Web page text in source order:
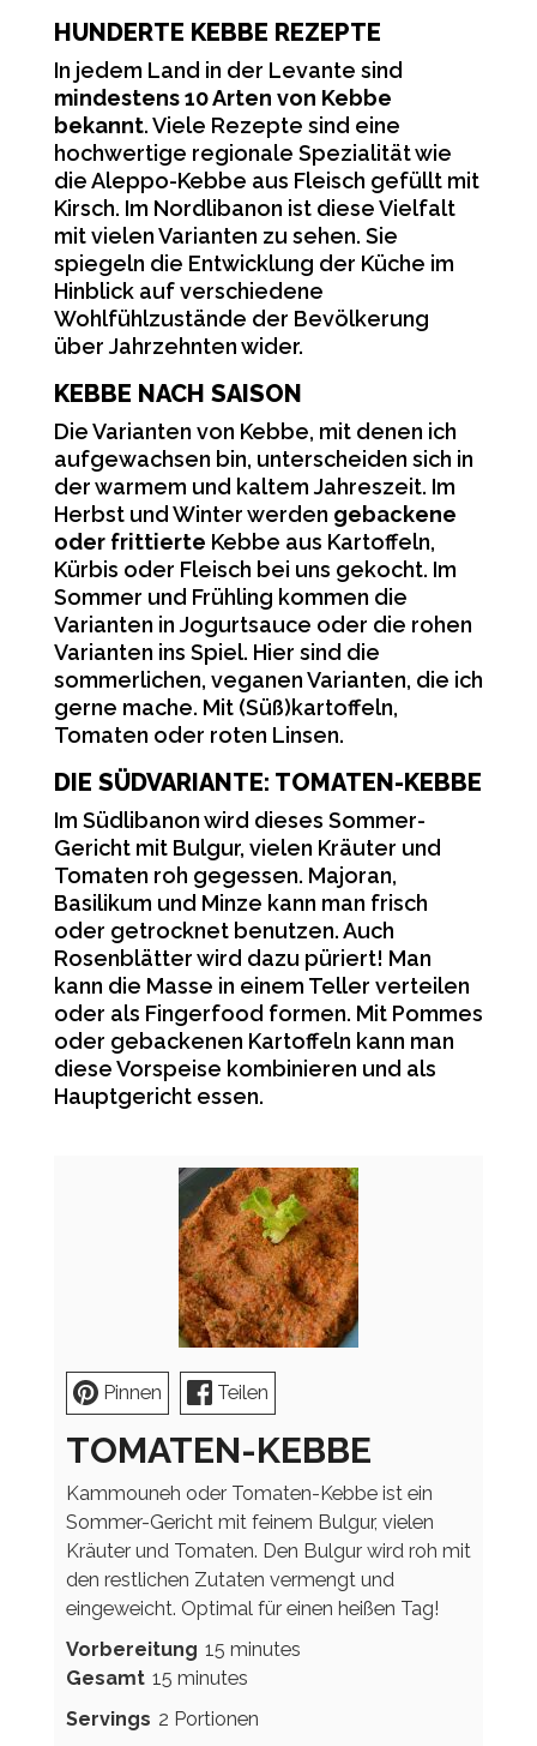
HUNDERTE KEBBE REZEPTE
In jedem Land in der Levante sind
mindestens 10 Arten von Kebbe
bekannt. Viele Rezepte sind eine
hochwertige regionale Spezialität wie
die Aleppo-Kebbe aus Fleisch gefüllt mit
Kirsch. Im Nordlibanon ist diese Vielfalt
mit vielen Varianten zu sehen. Sie
spiegeln die Entwicklung der Küche im
Hinblick auf verschiedene
Wohlfühlzustände der Bevölkerung
über Jahrzehnten wider.
KEBBE NACH SAISON
Die Varianten von Kebbe, mit denen ich
aufgewachsen bin, unterscheiden sich in
der warmem und kaltem Jahreszeit. Im
Herbst und Winter werden gebackene
oder frittierte Kebbe aus Kartoffeln,
Kürbis oder Fleisch bei uns gekocht. Im
Sommer und Frühling kommen die
Varianten in Jogurtsauce oder die rohen
Varianten ins Spiel. Hier sind die
sommerlichen, veganen Varianten, die ich
gerne mache. Mit (Süß)kartoffeln,
Tomaten oder roten Linsen.
DIE SÜDVARIANTE: TOMATEN-KEBBE
Im Südlibanon wird dieses Sommer-
Gericht mit Bulgur, vielen Kräuter und
Tomaten roh gegessen. Majoran,
Basilikum und Minze kann man frisch
oder getrocknet benutzen. Auch
Rosenblätter wird dazu püriert! Man
kann die Masse in einem Teller verteilen
oder als Fingerfood formen. Mit Pommes
oder gebackenen Kartoffeln kann man
diese Vorspeise kombinieren und als
Hauptgericht essen.
Pinnen Teilen
TOMATEN-KEBBE
Kammouneh oder Tomaten-Kebbe ist ein
Sommer-Gericht mit feinem Bulgur, vielen
Kräuter und Tomaten. Den Bulgur wird roh mit
den restlichen Zutaten vermengt und
eingeweicht. Optimal für einen heißen Tag!
Vorbereitung 15 minutes
minutes
Gesamt 15 minutes
minutes
Servings 2 Portionen